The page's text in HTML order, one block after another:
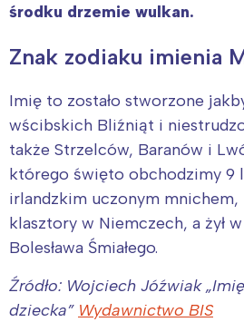
środku drzemie wulkan.
Znak zodiaku imienia
Imię to zostało stworzone
wścibskich Bliźniąt i
także Strzelców, Baranów i
którego święto obchodzimy 9
irlandzkim uczonym mnichem,
klasztory w Niemczech, a żył
Bolesława Śmiałego.
Źródło: Wojciech Jóźwiak
dziecka” Wydawnictwo BIS